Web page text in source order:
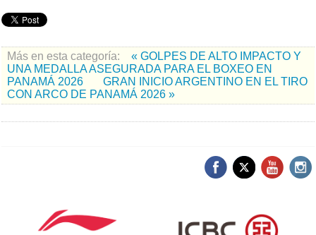
Más en esta categoría:
« GOLPES DE ALTO IMPACTO Y
UNA MEDALLA ASEGURADA PARA EL BOXEO EN
PANAMÁ 2026
GRAN INICIO ARGENTINO EN EL TIRO
CON ARCO DE PANAMÁ 2026 »